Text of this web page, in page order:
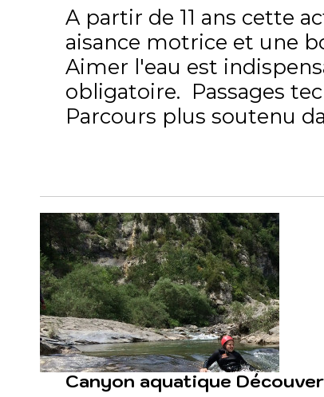
A partir de 11 ans cette
aisance motrice et une
Aimer l'eau est
obligatoire. Passages
Parcours plus soutenu
Canyon aquatique